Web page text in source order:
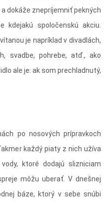
dokáže znepríjemniť pekných
spoločenskú akciu.
je napríklad v divadlách,
svadbe, pohrebe, atď., ako
ale je: ak som prechladnutý,
po nosových prípravkoch
každý piaty z nich užíva
ktoré dodajú slizniciam
môžu uberať. V dnešnej
báze, ktorý v sebe snúbi